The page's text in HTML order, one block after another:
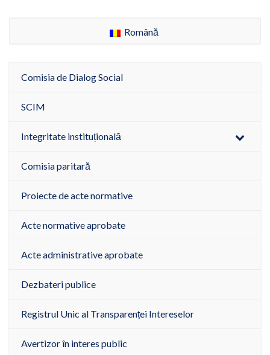
Română
Comisia de Dialog Social
SCIM
Integritate instituțională
Comisia paritară
Proiecte de acte normative
Acte normative aprobate
Acte administrative aprobate
Dezbateri publice
Registrul Unic al Transparenței Intereselor
Avertizor în interes public